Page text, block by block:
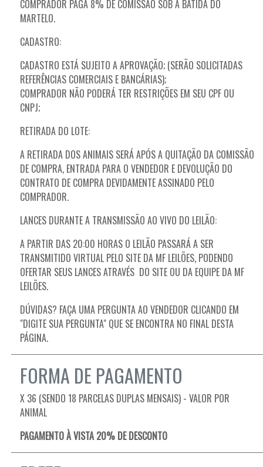
COMPRADOR PAGA 8% DE COMISSÃO SOB A BATIDA DO
MARTELO.
CADASTRO:
CADASTRO ESTÁ SUJEITO A APROVAÇÃO; (SERÃO SOLICITADAS
REFERÊNCIAS COMERCIAIS E BANCÁRIAS);
COMPRADOR NÃO PODERÁ TER RESTRIÇÕES EM SEU CPF OU
CNPJ;
RETIRADA DO LOTE:
A RETIRADA DOS ANIMAIS SERÁ APÓS A QUITAÇÃO DA COMISSÃO
DE COMPRA, ENTRADA PARA O VENDEDOR E DEVOLUÇÃO DO
CONTRATO DE COMPRA DEVIDAMENTE ASSINADO PELO
COMPRADOR.
LANCES DURANTE A TRANSMISSÃO AO VIVO DO LEILÃO:
A PARTIR DAS 20:00 HORAS O LEILÃO PASSARÁ A SER
TRANSMITIDO VIRTUAL PELO SITE DA MF LEILÕES, PODENDO
OFERTAR SEUS LANCES ATRAVÉS DO SITE OU DA EQUIPE DA MF
LEILÕES.
DÚVIDAS? FAÇA UMA PERGUNTA AO VENDEDOR CLICANDO EM
"DIGITE SUA PERGUNTA" QUE SE ENCONTRA NO FINAL DESTA
PÁGINA.
FORMA DE PAGAMENTO
X 36 (SENDO 18 PARCELAS DUPLAS MENSAIS) - VALOR POR
ANIMAL
PAGAMENTO À VISTA 20% DE DESCONTO